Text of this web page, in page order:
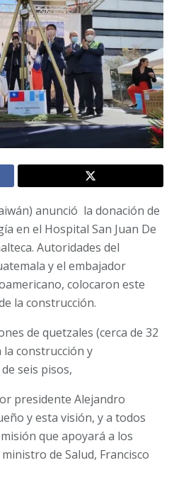
anunció la donación de
en el Hospital San Juan De
Autoridades del
y el embajador
colocaron este
la construcción.
de quetzales (cerca de 32
construcción y
seis pisos,
presidente Alejandro
y esta visión, y a todos
que apoyará a los
de Salud, Francisco